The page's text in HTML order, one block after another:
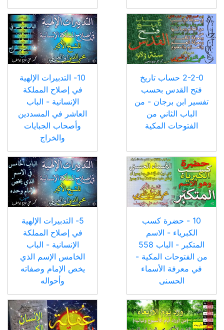
2-2-0 حساب تاريخ
فتح القدس بحسب
تفسير ابن برجان - من
الباب الثاني من
الفتوحات المكية
10- التدبيرات الإلهية
في إصلاح المملكة
الإنسانية - الباب
العاشر في المسددين
وأصحاب الجبايات
والخراج
10 - حضرة كسب
الكبرياء - الاسم
المتكبر - الباب 558
من الفتوحات المكية -
في معرفة الأسماء
الحسنى
5- التدبيرات الإلهية
في إصلاح المملكة
الإنسانية - الباب
الخامس الإسم الذي
يخص الإمام وصفاته
وأحواله